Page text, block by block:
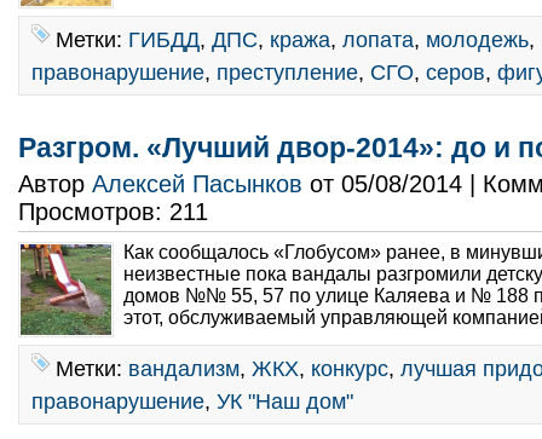
Метки: ГИБДД, ДПС, кража, лопата, молодежь,
правонарушение, преступление, СГО, серов,
Разгром. «Лучший двор-2014»: до и
Автор Алексей Пасынков от 05/08/2014 |
Просмотров: 211
Как сообщалось «Глобусом» ранее, в
неизвестные пока вандалы разгромили
домов №№ 55, 57 по улице Каляева и № 188
этот, обслуживаемый управляющей
Метки: вандализм, ЖКХ, конкурс, лучшая
правонарушение, УК "Наш дом"